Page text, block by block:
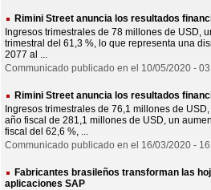
Rimini Street anuncia los resultados
Ingresos trimestrales de 78 millones de USD,
trimestral del 61,3 %, lo que representa una
2077 al ...
Communicado publicado en el 10/05/2020 -
Rimini Street anuncia los resultados
Ingresos trimestrales de 76,1 millones de
año fiscal de 281,1 millones de USD, un
fiscal del 62,6 %, ...
Communicado publicado en el 16/03/2020 -
Fabricantes brasileños transforman las
aplicaciones SAP